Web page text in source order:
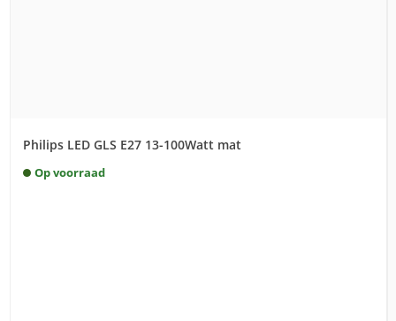
Philips LED GLS E27 13-100Watt mat
Op voorraad